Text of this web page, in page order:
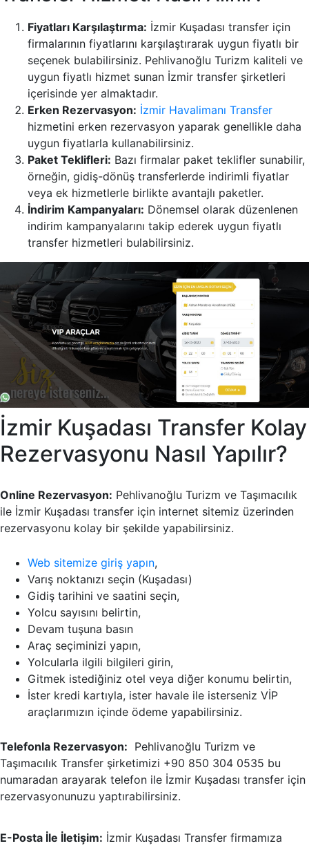
Fiyatları Karşılaştırma: İzmir Kuşadası transfer için
firmalarının fiyatlarını karşılaştırarak uygun fiyatlı bir
seçenek bulabilirsiniz. Pehlivanoğlu Turizm kaliteli ve
uygun fiyatlı hizmet sunan İzmir transfer şirketleri
içerisinde yer almaktadır.
Erken Rezervasyon: İzmir Havalimanı Transfer
hizmetini erken rezervasyon yaparak genellikle daha
uygun fiyatlarla kullanabilirsiniz.
Paket Teklifleri: Bazı firmalar paket teklifler sunabilir,
örneğin, gidiş-dönüş transferlerde indirimli fiyatlar
veya ek hizmetlerle birlikte avantajlı paketler.
İndirim Kampanyaları: Dönemsel olarak düzenlenen
indirim kampanyalarını takip ederek uygun fiyatlı
transfer hizmetleri bulabilirsiniz.
İzmir Kuşadası Transfer Kolay
Rezervasyonu Nasıl Yapılır?
Online Rezervasyon: Pehlivanoğlu Turizm ve Taşımacılık
ile İzmir Kuşadası transfer için internet sitemiz üzerinden
rezervasyonu kolay bir şekilde yapabilirsiniz.
Web sitemize giriş yapın,
Varış noktanızı seçin (Kuşadası)
Gidiş tarihini ve saatini seçin,
Yolcu sayısını belirtin,
Devam tuşuna basın
Araç seçiminizi yapın,
Yolcularla ilgili bilgileri girin,
Gitmek istediğiniz otel veya diğer konumu belirtin,
İster kredi kartıyla, ister havale ile isterseniz VİP
araçlarımızın içinde ödeme yapabilirsiniz.
Telefonla Rezervasyon: Pehlivanoğlu Turizm ve
Taşımacılık Transfer şirketimizi +90 850 304 0535 bu
numaradan arayarak telefon ile İzmir Kuşadası transfer için
rezervasyonunuzu yaptırabilirsiniz.
E-Posta İle İletişim: İzmir Kuşadası Transfer firmamıza